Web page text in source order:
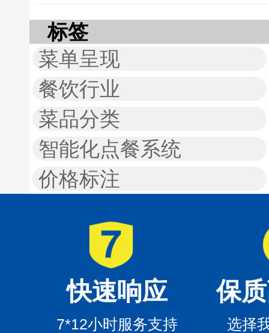
标签
菜单呈现
餐饮行业
菜品分类
智能化点餐系统
价格标注
快速响应
7*12小时服务支持
保
选择